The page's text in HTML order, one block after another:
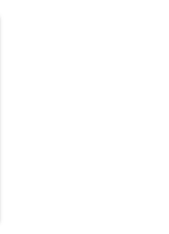
。その際，
について
詞ワンセ
む」のよ
います。